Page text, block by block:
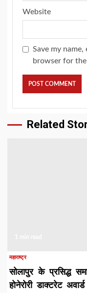
Website
Save my
browser for
Related
महाराष्ट्र
सोलापुर के प्रसिद्ध
होनेरोरी डाक्टरेट अवार्ड